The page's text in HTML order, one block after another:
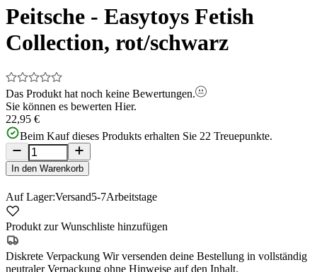
of
Peitsche - Easytoys Fetish
Collection, rot/schwarz
Das Produkt hat noch keine Bewertungen.
Sie können es bewerten Hier.
22,95 €
Beim Kauf dieses Produkts erhalten Sie 22 Treuepunkte.
In den Warenkorb
Auf Lager:Versand5-7Arbeitstage
Produkt zur Wunschliste hinzufügen
Diskrete Verpackung Wir versenden deine Bestellung in vollständig
neutraler Verpackung ohne Hinweise auf den Inhalt.